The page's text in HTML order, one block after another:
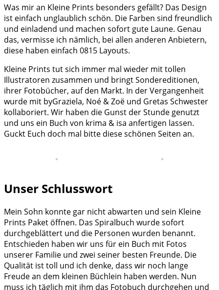
Was mir an Kleine Prints besonders gefällt? Das Design
ist einfach unglaublich schön. Die Farben sind freundlich
und einladend und machen sofort gute Laune. Genau
das, vermisse ich nämlich, bei allen anderen Anbietern,
diese haben einfach 0815 Layouts.
Kleine Prints tut sich immer mal wieder mit tollen
Illustratoren zusammen und bringt Sondereditionen,
ihrer Fotobücher, auf den Markt. In der Vergangenheit
wurde mit byGraziela, Noé & Zoë und Gretas Schwester
kollaboriert. Wir haben die Gunst der Stunde genutzt
und uns ein Buch von krima & isa anfertigen lassen.
Guckt Euch doch mal bitte diese schönen Seiten an.
Unser Schlusswort
Mein Sohn konnte gar nicht abwarten und sein Kleine
Prints Paket öffnen. Das Spiralbuch wurde sofort
durchgeblättert und die Personen wurden benannt.
Entschieden haben wir uns für ein Buch mit Fotos
unserer Familie und zwei seiner besten Freunde. Die
Qualität ist toll und ich denke, dass wir noch lange
Freude an dem kleinen Büchlein haben werden. Nun
muss ich täglich mit ihm das Fotobuch durchgehen und